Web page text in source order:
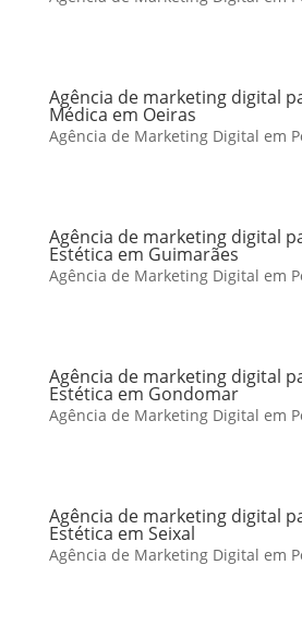
Agência de marketing digital
Médica em Oeiras
Agência de Marketing Digital em
Agência de marketing digital
Estética em Guimarães
Agência de Marketing Digital em
Agência de marketing digital
Estética em Gondomar
Agência de Marketing Digital em
Agência de marketing digital
Estética em Seixal
Agência de Marketing Digital em